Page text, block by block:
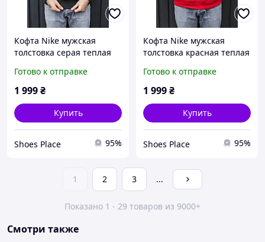
Кофта Nike мужская
толстовка серая теплая
молодежная
Готово к отправке
1 999₴
Купить
Shoes Place 95%
Кофта Nike мужская
толстовка красная теплая
молодежная
Готово к отправке
1 999₴
Купить
Shoes Place 95%
1 2 3 ...
Показано 1 - 29 товаров из 9000+
Смотри также